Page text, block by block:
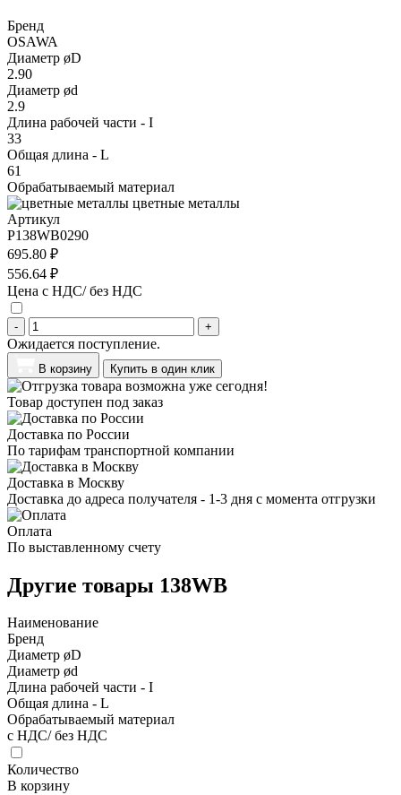
Бренд
OSAWA
Диаметр øD
2.90
Диаметр ød
2.9
Длина рабочей части - I
33
Общая длина - L
61
Обрабатываемый материал
цветные металлы
Артикул
P138WB0290
695.80 ₽
556.64 ₽
Цена с НДС/ без НДС
- +
Ожидается поступление.
В корзину Купить в один клик
Товар доступен под заказ
Доставка по России
По тарифам транспортной компании
Доставка в Москву
Доставка до адреса получателя - 1-3 дня с момента отгрузки
Оплата
По выставленному счету
Другие товары 138WB
Наименование
Бренд
Диаметр øD
Диаметр ød
Длина рабочей части - I
Общая длина - L
Обрабатываемый материал
с НДС/ без НДС
Количество
В корзину